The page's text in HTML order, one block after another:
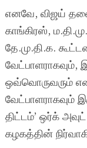
எனவே, விஜய்
காங்கிரஸ்,
தே.மு.தி.க.
வேட்பாளராகவும்,
ஒவ்வொருவரும்
வேட்பாளராகவும்
திட்டம்’ ஒர்க்
கழகத்தின்